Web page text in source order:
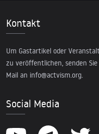
Kontakt
Um Gastartikel oder
zu veröffentlichen, senden
Mail an info@actvism.org.
Social Media